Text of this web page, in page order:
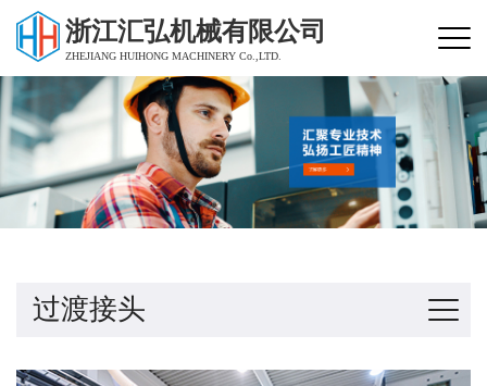
浙江汇弘机械有限公司
ZHEJIANG HUIHONG MACHINERY Co.,LTD.
过渡接头